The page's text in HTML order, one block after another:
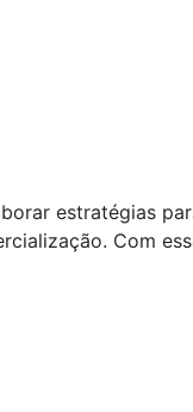
estratégias
Com